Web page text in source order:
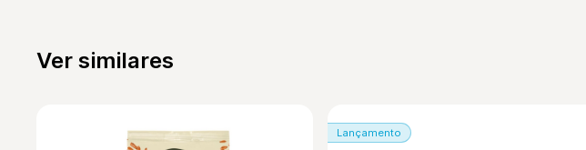
Ver similares
Lançamento